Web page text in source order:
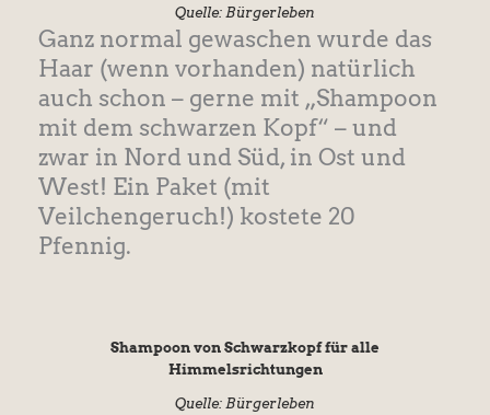
Quelle: Bürgerleben
Ganz normal gewaschen wurde das
Haar (wenn vorhanden) natürlich
auch schon – gerne mit „Shampoon
mit dem schwarzen Kopf“ – und
zwar in Nord und Süd, in Ost und
West! Ein Paket (mit
Veilchengeruch!) kostete 20
Pfennig.
Shampoon von Schwarzkopf für alle
Himmelsrichtungen
Quelle: Bürgerleben